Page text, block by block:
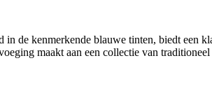
de kenmerkende blauwe tinten, biedt een
maakt aan een collectie van